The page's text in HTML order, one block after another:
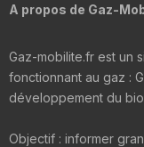
A propos de Gaz-
Gaz-mobilite.fr est un
fonctionnant au gaz :
développement du
Objectif : informer